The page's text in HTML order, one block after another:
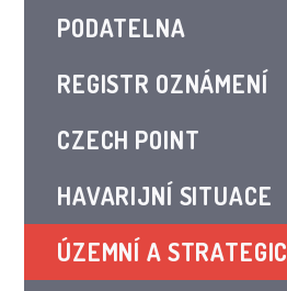
PODATELNA
REGISTR OZNÁMENÍ
CZECH POINT
HAVARIJNÍ SITUACE
ÚZEMNÍ A